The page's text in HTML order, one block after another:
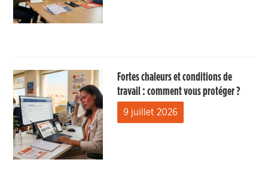
Fortes chaleurs et conditions de
travail : comment vous protéger ?
9 juillet 2026